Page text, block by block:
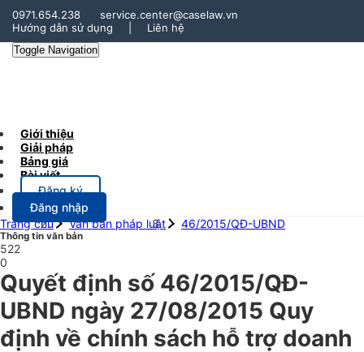
0971.654.238
service.center@caselaw.vn
Hướng dẫn sử dụng
Liên hệ
Toggle Navigation
Giới thiệu
Giải pháp
Bảng giá
Bài viết
Đăng ký
Đăng nhập
Trang chủ
Văn bản pháp luật 46/2015/QĐ-UBND
Thông tin văn bản
522
0
Quyết định số 46/2015/QĐ-
UBND ngày 27/08/2015 Quy
định về chính sách hỗ trợ doanh